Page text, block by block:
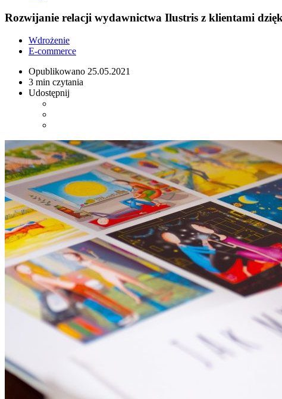
Rozwijanie relacji wydawnictwa Ilustris z klientami
Wdrożenie
E-commerce
Opublikowano 25.05.2021
3 min czytania
Udostępnij